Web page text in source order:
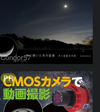
Condor57
PR